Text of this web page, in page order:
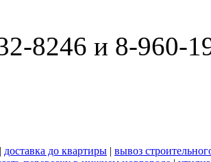
8246 и 8-960-
| доставка до квартиры | вывоз